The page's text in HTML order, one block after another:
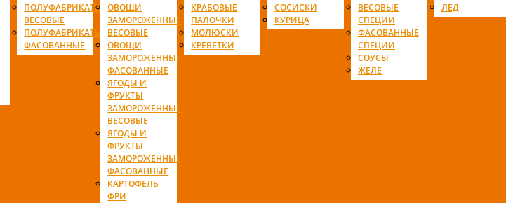
ПОЛУФАБРИКАТЫ
ВЕСОВЫЕ
ПОЛУФАБРИКАТЫ
ФАСОВАННЫЕ
ОВОЩИ
ЗАМОРОЖЕННЫЕ
ВЕСОВЫЕ
ОВОЩИ
ЗАМОРОЖЕННЫЕ
ФАСОВАННЫЕ
ЯГОДЫ И
ФРУКТЫ
ЗАМОРОЖЕННЫЕ
ВЕСОВЫЕ
ЯГОДЫ И
ФРУКТЫ
ЗАМОРОЖЕННЫЕ
ФАСОВАННЫЕ
КАРТОФЕЛЬ
ФРИ
КРАБОВЫЕ
ПАЛОЧКИ
МОЛЮСКИ
КРЕВЕТКИ
СОСИСКИ
КУРИЦА
ВЕСОВЫЕ
СПЕЦИИ
ФАСОВАННЫЕ
СПЕЦИИ
СОУСЫ
ЖЕЛЕ
ЛЕД